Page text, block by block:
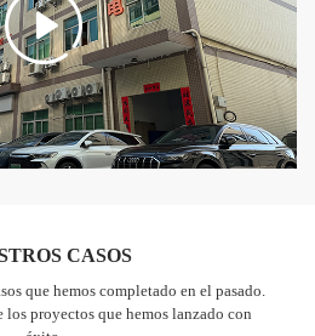
CASOS
que hemos completado en el pasado.
proyectos que hemos lanzado con